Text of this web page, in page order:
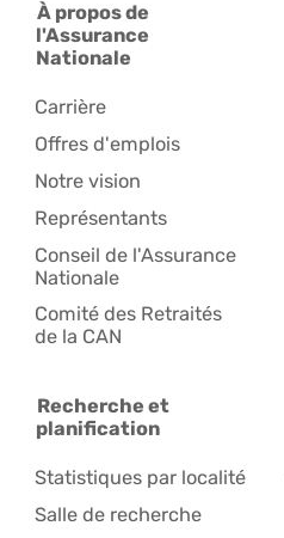
À propos de
l'Assurance
Nationale
Carrière
Offres d'emplois
Notre vision
Représentants
Conseil de l'Assurance
Nationale
Comité des Retraités
de la CAN
Recherche et
planification
Statistiques par localité
Salle de recherche